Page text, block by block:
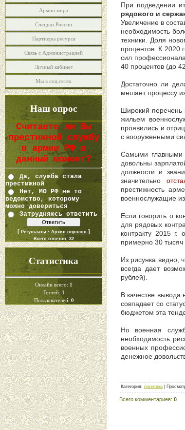
Армии мира
Спецназ России
Партнеры ресурса
Связь с Администрацией
Личный кабинет
Мы в соц.сетях
Наш опрос
Считаете ли Вы
престижной службу
в армии РФ в
данный момент?
Да, служба стала
престижной
Нет, МО РФ не то
ведомство, которому
можно довериться
Затрудняюсь ответить
[ Результаты· Архив опросов]
Всего ответов: 32
Статистика
Онлайн всего: 1
Гостей: 1
Пользователей: 0
При подведении
рядового и
Увеличение в
необходимость
техники. Доля
процентов. К 2020
сил
40 процентов (до
Достаточно ли
мешает процессу
Широкий перечень
жильем
проявились и
с вооруженными
Самыми главными
довольны
должности и
значительно
престижность
военнослужащие из
Если говорить о
для рядовых
контракту 2015
примерно 30 тысяч
Из рисунка видно,
всегда дает
рублей).
В качестве вывода
совпадает со
бюджетом эта
Но военная
необходимость
военных
денежное
Категория: политика
Всего комментариев: 0